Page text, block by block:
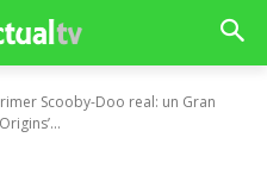
Scooby-Doo real: un Gran